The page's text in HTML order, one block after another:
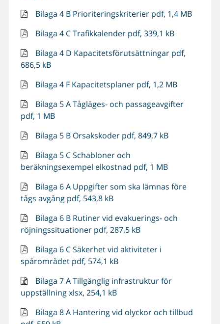
Bilaga 4 B Prioriteringskriterier pdf, 1,4 MB
Bilaga 4 C Trafikkalender pdf, 339,1 kB
Bilaga 4 D Kapacitetsförutsättningar pdf,
686,5 kB
Bilaga 4 F Kapacitetsplaner pdf, 1,2 MB
Bilaga 5 A Tågläges- och passageavgifter
pdf, 1 MB
Bilaga 5 B Orsakskoder pdf, 849,7 kB
Bilaga 5 C Schabloner och
beräkningsexempel elkostnad pdf, 1 MB
Bilaga 6 A Uppgifter som ska lämnas före
tågs avgång pdf, 543,8 kB
Bilaga 6 B Rutiner vid evakuerings- och
röjningssituationer pdf, 287,5 kB
Bilaga 6 C Säkerhet vid aktiviteter i
spårområdet pdf, 574,1 kB
Bilaga 7 A Tillgänglig infrastruktur för
uppställning xlsx, 254,1 kB
Bilaga 8 A Hantering vid olyckor och tillbud